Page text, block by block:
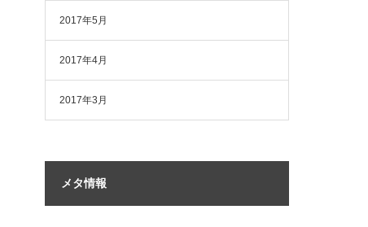
2017年5月
2017年4月
2017年3月
メタ情報